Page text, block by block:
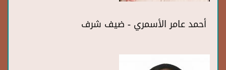
أحمد عامر الأسمري - ضيف شرف